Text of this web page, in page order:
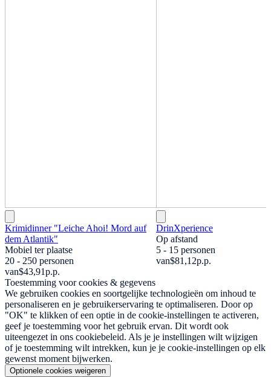
Krimidinner "Leiche Ahoi! Mord auf
dem Atlantik"
Mobiel ter plaatse
20 - 250 personen
van$43,91p.p.
DrinXperience
Op afstand
5 - 15 personen
van$81,12p.p.
Toestemming voor cookies & gegevens
We gebruiken cookies en soortgelijke technologieën om inhoud te
personaliseren en je gebruikerservaring te optimaliseren. Door op
"OK" te klikken of een optie in de cookie-instellingen te activeren,
geef je toestemming voor het gebruik ervan. Dit wordt ook
uiteengezet in ons cookiebeleid. Als je je instellingen wilt wijzigen
of je toestemming wilt intrekken, kun je je cookie-instellingen op elk
gewenst moment bijwerken.
Optionele cookies weigeren